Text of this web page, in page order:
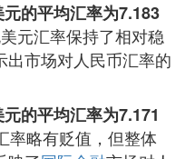
的平均汇率为7.183
元汇率保持了相对稳
出市场对人民币汇率的
的平均汇率为7.171
率略有贬值，但整体